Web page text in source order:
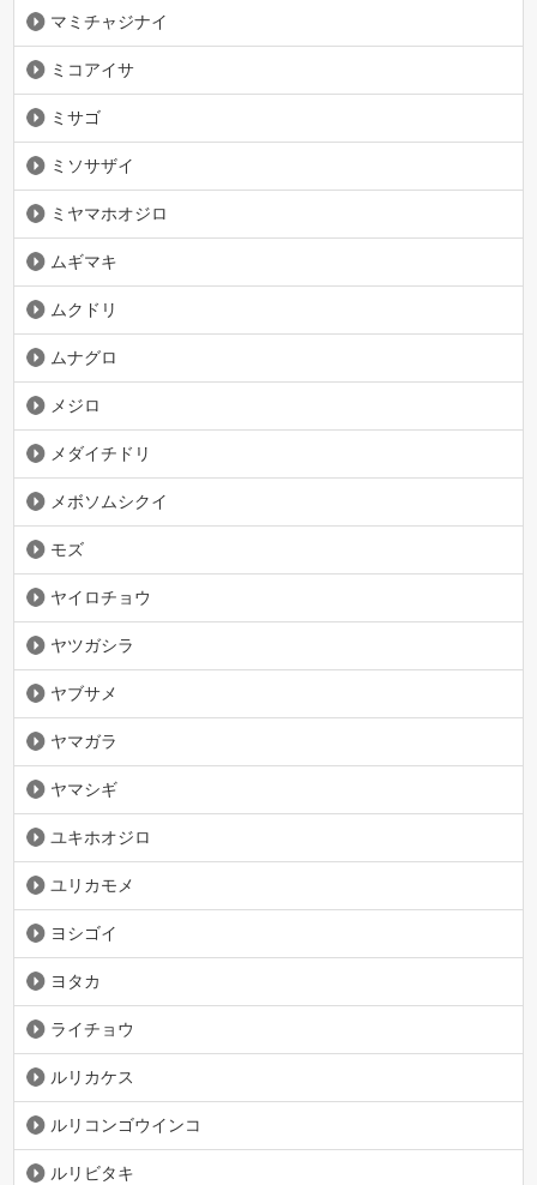
マミチャジナイ
ミコアイサ
ミサゴ
ミソサザイ
ミヤマホオジロ
ムギマキ
ムクドリ
ムナグロ
メジロ
メダイチドリ
メボソムシクイ
モズ
ヤイロチョウ
ヤツガシラ
ヤブサメ
ヤマガラ
ヤマシギ
ユキホオジロ
ユリカモメ
ヨシゴイ
ヨタカ
ライチョウ
ルリカケス
ルリコンゴウインコ
ルリビタキ